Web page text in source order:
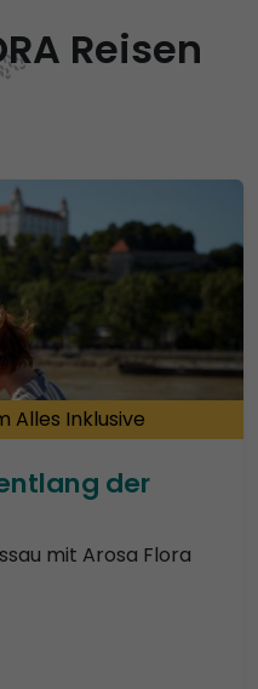
Reisen
Alles Inklusive
der
mit Arosa Flora